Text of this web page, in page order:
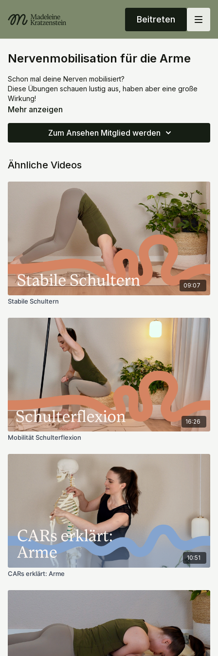
Beitreten
Nervenmobilisation für die Arme
Schon mal deine Nerven mobilisiert?
Diese Übungen schauen lustig aus, haben aber eine große
Wirkung!
Schwierigkeiten mit Liegestützen und anderen Kraftübungen
mal deine Armnerven mobilisiert werden. Ein erhöhter Tonus
Übe sanft – Nerven wollen nicht genervt werden, weniger ist
Für diese Sequenz sind keine Hilfsmittel nötig.
*bei andauernden Beschwerden suche bitte eine Ärztin/einen
Therapeuten auf.
Mehr anzeigen
Zum Ansehen Mitglied werden
Ähnliche Videos
09:07
Stabile Schultern
16:26
Mobilität Schulterflexion
10:51
CARs erklärt: Arme